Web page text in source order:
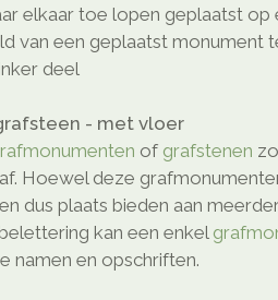
elkaar toe lopen geplaatst
van een geplaatst monument
deel
- met vloer
of grafstenen
Hoewel deze
dus plaats bieden aan
kan een enkel
namen en opschriften.